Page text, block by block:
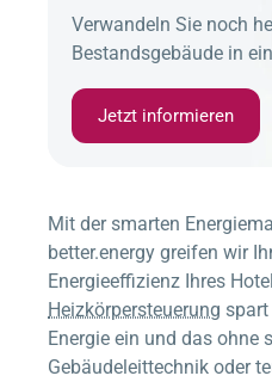
Verwandeln Sie noch
Bestandsgebäude in
Jetzt informieren
Mit der smarten
better.energy greifen wir
Energieeffizienz Ihres
Heizkörpersteuerung spart
Energie ein und das ohne
Gebäudeleittechnik oder